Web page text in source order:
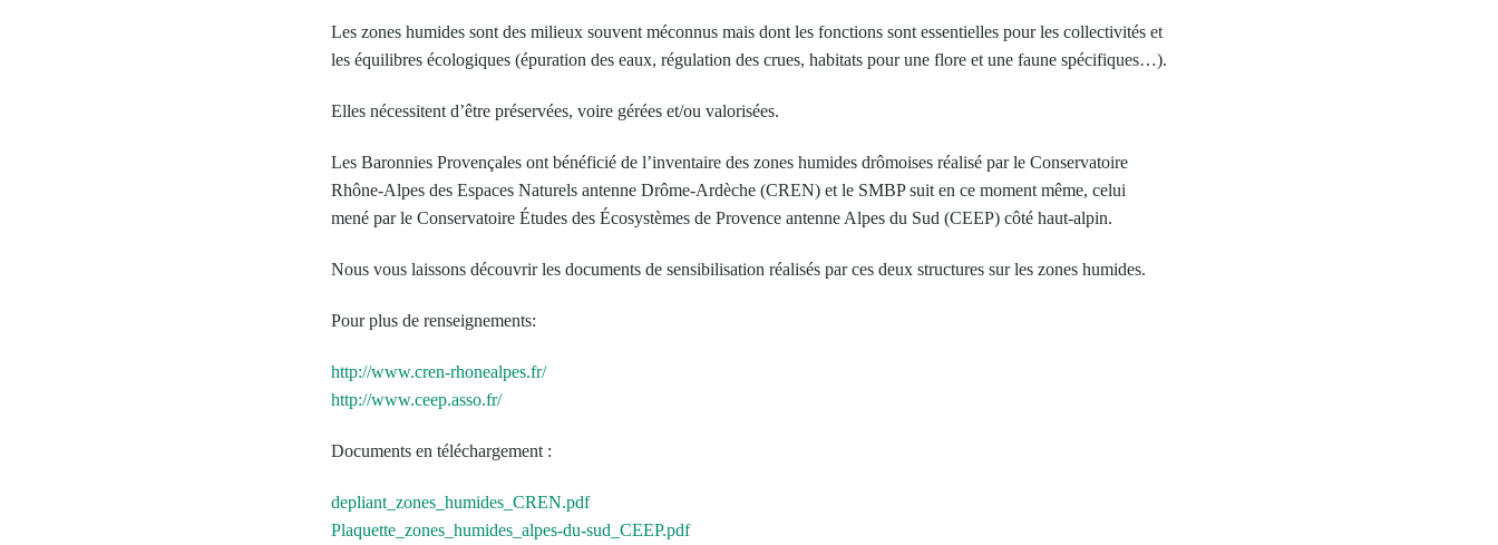
Les zones humides sont des milieux souvent méconnus mais dont les fonctions sont essentielles pour les collectivités et
les équilibres écologiques (épuration des eaux, régulation des crues, habitats pour une flore et une faune spécifiques…).
Elles nécessitent d’être préservées, voire gérées et/ou valorisées.
Les Baronnies Provençales ont bénéficié de l’inventaire des zones humides drômoises réalisé par le Conservatoire
Rhône-Alpes des Espaces Naturels antenne Drôme-Ardèche (CREN) et le SMBP suit en ce moment même, celui
mené par le Conservatoire Études des Écosystèmes de Provence antenne Alpes du Sud (CEEP) côté haut-alpin.
Nous vous laissons découvrir les documents de sensibilisation réalisés par ces deux structures sur les zones humides.
Pour plus de renseignements:
http://www.cren-rhonealpes.fr/
http://www.ceep.asso.fr/
Documents en téléchargement :
depliant_zones_humides_CREN.pdf
Plaquette_zones_humides_alpes-du-sud_CEEP.pdf